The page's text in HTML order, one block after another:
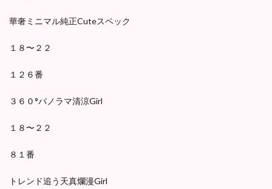
華奢ミニマル純正Cuteスペック
１８〜２２
１２６番
３６０°パノラマ清涼Girl
１８〜２２
８１番
トレンド追う天真爛漫Girl